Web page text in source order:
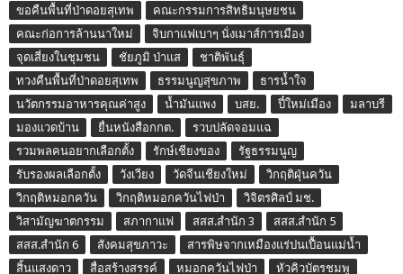
ขอคืนพื้นที่ป่าดอยสุเทพ
คณะกรรมการสิทธิมนุษยชน
คณะก่อการล้านนาใหม่
จิบกาแฟเบาๆ นั่งเมาส์การเมือง
จุดเสี่ยงในชุมชน
ชัยภูมิ ป่าแส
ชาติพันธุ์
ทวงคืนพื้นที่ป่าดอยสุเทพ
ธรรมนูญสุขภาพ
ธารน้ำใจ
นวัตกรรมอาหารคุณค่าสูง
น้ำมันแพง บสย. ปี๋ใหม่เมือง
มลาบรี
มองแวดบ้าน
ยื่นหนังสือกกต.
รวบปลัดจอมแฉ
รวมพลคนอยากเลือกตั้ง
รักษ์เชียงของ
รัฐธรรมนูญ
รับรองผลเลือกตั้ง
วังเวียง วัดจีนเชียงใหม่
วิกฤติฝุ่นควัน
วิกฤติหมอกควัน
วิกฤติหมอกควันไฟป่า
วิจิตรศิลป์ มช.
วิสามัญฆาตกรรม
สภากาแฟ สสส.สำนัก 3
สสส.สำนัก 5
สสส.สำนัก 6
สังคมสุขภาวะ
สารพิษจากเหมืองแร่ปนเปื้อนแม่น้ำ
สิ้นแสงดาว
สื่อสร้างสรรค์ หมอกควันไฟป่า หัวคิวบัตรชมพู